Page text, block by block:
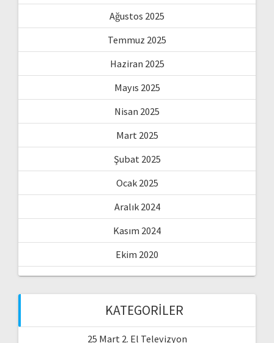
Ağustos 2025
Temmuz 2025
Haziran 2025
Mayıs 2025
Nisan 2025
Mart 2025
Şubat 2025
Ocak 2025
Aralık 2024
Kasım 2024
Ekim 2020
KATEGORILER
25 Mart 2. El Televizyon